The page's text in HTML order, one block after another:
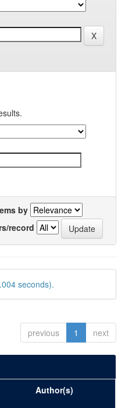
by
record
seconds).
previous 1 next
Author(s)